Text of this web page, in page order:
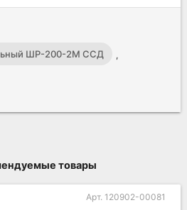
ШР-200-2М ССД ,
товары
Арт. 120902-00081